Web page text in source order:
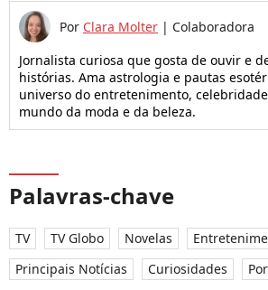
Por Clara Molter | Colaboradora
Jornalista curiosa que gosta de ouvir e
histórias. Ama astrologia e pautas
universo do entretenimento,
mundo da moda e da beleza.
Palavras-chave
TV TV Globo Novelas
Principais Notícias
Curiosidades